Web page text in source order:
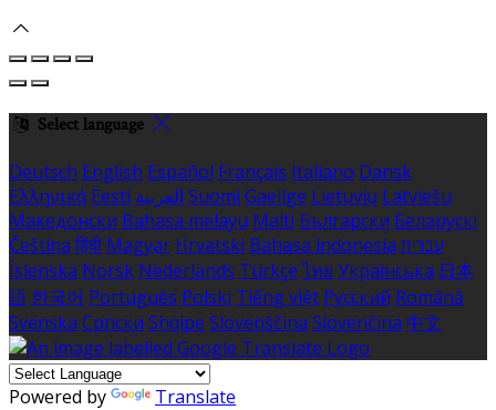
Select language
Deutsch English Español Français Italiano Dansk
Ελληνικά Eesti العربية Suomi Gaeilge Lietuvių Latviešu
Македонски Bahasa melayu Malti Български Беларускі
Čeština हिंदी Magyar Hrvatski Bahasa indonesia עברית
Íslenska Norsk Nederlands Türkçe ไทย Українська 日本
語 한국어 Português Polski Tiếng việt Русский Română
Svenska Српски Shqipe Slovenščina Slovenčina 中文
Powered by Translate